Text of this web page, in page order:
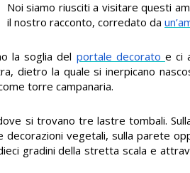
Noi siamo riusciti a visitare questi
il nostro racconto, corredato da
la soglia del portale decorato e ci
dietro la quale si inerpicano
torre campanaria.
si trovano tre lastre tombali.
decorazioni vegetali, sulla parete
gradini della stretta scala e